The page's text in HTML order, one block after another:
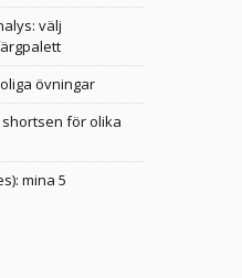
välj
övningar
shortsen för olika
mina 5